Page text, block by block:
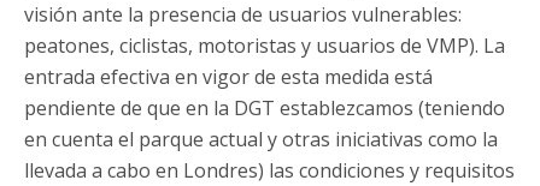
visión ante la presencia de usuarios vulnerables:
peatones, ciclistas, motoristas y usuarios de VMP). La
entrada efectiva en vigor de esta medida está
pendiente de que en la DGT establezcamos (teniendo
en cuenta el parque actual y otras iniciativas como la
llevada a cabo en Londres) las condiciones y requisitos